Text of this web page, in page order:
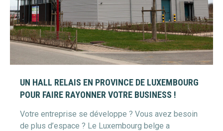
UN HALL RELAIS EN PROVINCE DE LUXEMBOURG
POUR FAIRE RAYONNER VOTRE BUSINESS !
Votre entreprise se développe ? Vous avez besoin
de plus d’espace ? Le Luxembourg belge a